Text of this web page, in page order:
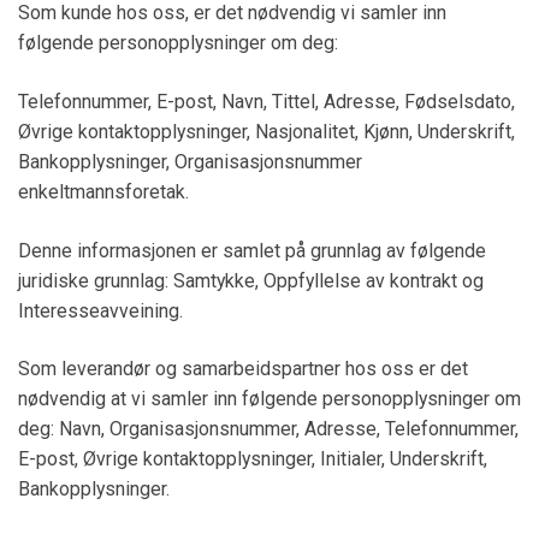
Som kunde hos oss, er det nødvendig vi samler inn
følgende personopplysninger om deg:
Telefonnummer, E-post, Navn, Tittel, Adresse, Fødselsdato,
Øvrige kontaktopplysninger, Nasjonalitet, Kjønn, Underskrift,
Bankopplysninger, Organisasjonsnummer
enkeltmannsforetak.
Denne informasjonen er samlet på grunnlag av følgende
juridiske grunnlag: Samtykke, Oppfyllelse av kontrakt og
Interesseavveining.
Som leverandør og samarbeidspartner hos oss er det
nødvendig at vi samler inn følgende personopplysninger om
deg: Navn, Organisasjonsnummer, Adresse, Telefonnummer,
E-post, Øvrige kontaktopplysninger, Initialer, Underskrift,
Bankopplysninger.